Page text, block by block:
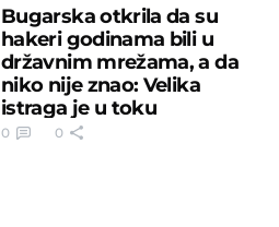
Bugarska otkrila da su
hakeri godinama bili u
državnim mrežama, a da
niko nije znao: Velika
istraga je u toku
0 0